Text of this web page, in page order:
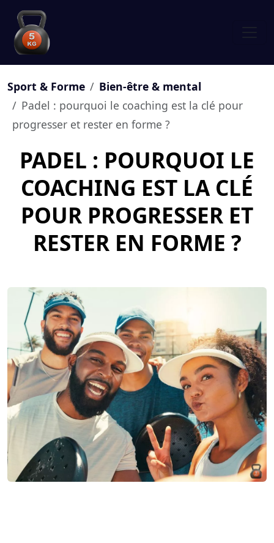
Sport & Forme
Bien-être & mental
Padel : pourquoi le coaching est la clé pour
progresser et rester en forme ?
PADEL : POURQUOI LE
COACHING EST LA CLÉ
POUR PROGRESSER ET
RESTER EN FORME ?